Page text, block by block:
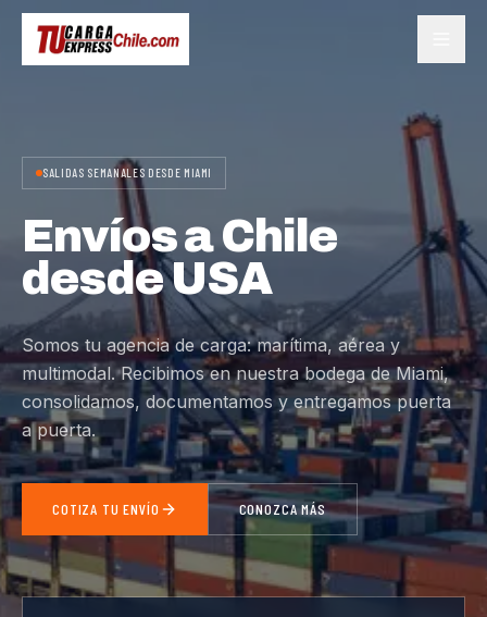
SALIDAS SEMANALES DESDE MIAMI
Envíos a Chile
desde USA
Somos tu agencia de carga: marítima, aérea y
multimodal. Recibimos en nuestra bodega de Miami,
consolidamos, documentamos y entregamos puerta
a puerta.
COTIZA TU ENVÍO CONOZCA MÁS